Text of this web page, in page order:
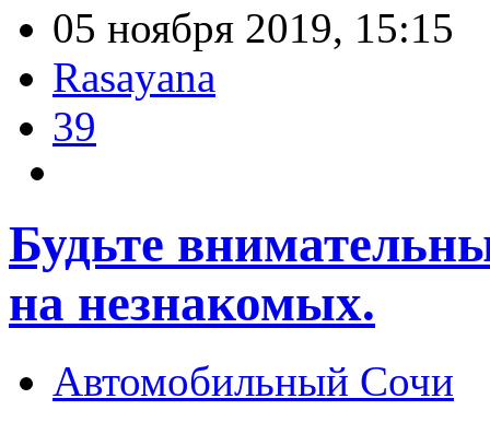
05 ноября 2019, 15:15
Rasayana
39
Будьте
на незнакомых.
Автомобильный Сочи